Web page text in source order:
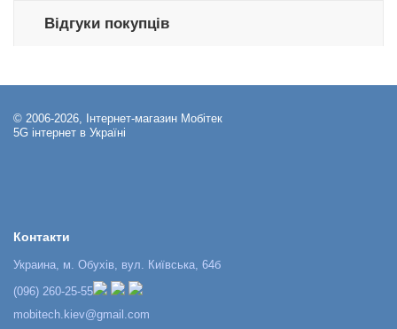
Відгуки покупців
© 2006-2026, Інтернет-магазин Мобітек
5G інтернет в Україні
Контакти
Украина, м. Обухів, вул. Київська, 64б
(096) 260-25-55
mobitech.kiev@gmail.com